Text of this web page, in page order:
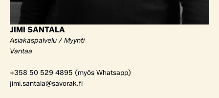
JIMI SANTALA
Asiakaspalvelu / Myynti
Vantaa
+358 50 529 4895 (myös Whatsapp)
jimi.santala@savorak.fi